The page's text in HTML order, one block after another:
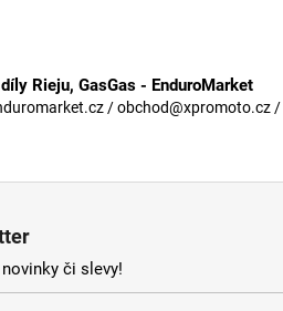
díly Rieju, GasGas - EnduroMarket
/ obchod@xpromoto.cz /
či slevy!